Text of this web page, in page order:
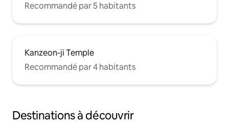
Recommandé par 5 habitants
Kanzeon-ji Temple
Recommandé par 4 habitants
Destinations à découvrir